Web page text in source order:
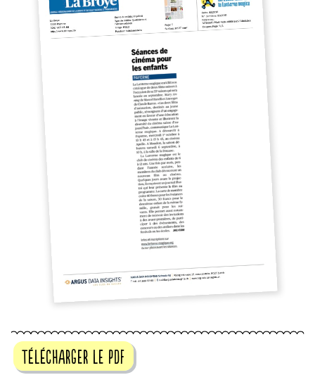
télécharger le pdf